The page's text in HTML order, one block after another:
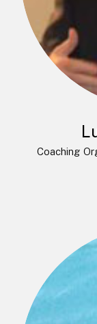
Coaching